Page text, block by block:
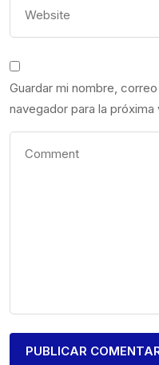
Guardar mi nombre,
navegador para la